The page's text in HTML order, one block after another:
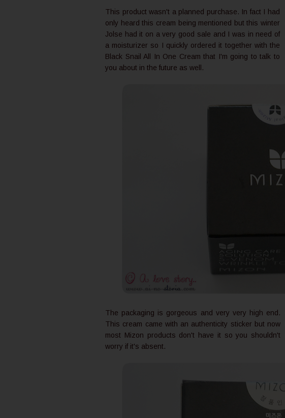
This product wasn't a planned purchase. In fact I had
only heard this cream being mentioned but this winter
Jolse had it on a very good sale and I was in need of
a moisturizer so I quickly ordered it together with the
Black Snail All In One Cream that I'm going to talk to
you about in the future as well.
The packaging is gorgeous and very very high end.
This cream came with an authenticity sticker but now
most Mizon products don't have it so you shouldn't
worry if it's absent.